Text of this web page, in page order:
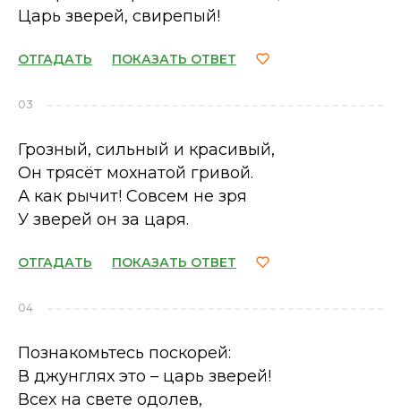
Царь зверей, свирепый!
ОТГАДАТЬ ПОКАЗАТЬ ОТВЕТ
03
Грозный, сильный и красивый,
Он трясёт мохнатой гривой.
А как рычит! Совсем не зря
У зверей он за царя.
ОТГАДАТЬ ПОКАЗАТЬ ОТВЕТ
04
Познакомьтесь поскорей:
В джунглях это – царь зверей!
Всех на свете одолев,